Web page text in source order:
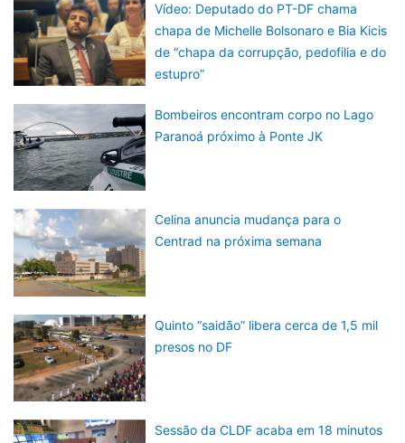
Vídeo: Deputado do PT-DF chama
chapa de Michelle Bolsonaro e Bia Kicis
de “chapa da corrupção, pedofilia e do
estupro”
Bombeiros encontram corpo no Lago
Paranoá próximo à Ponte JK
Celina anuncia mudança para o
Centrad na próxima semana
Quinto “saidão” libera cerca de 1,5 mil
presos no DF
Sessão da CLDF acaba em 18 minutos